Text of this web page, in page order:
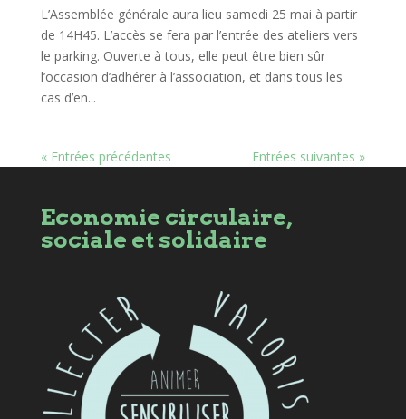
L’Assemblée générale aura lieu samedi 25 mai à partir
de 14H45. L’accès se fera par l’entrée des ateliers vers
le parking. Ouverte à tous, elle peut être bien sûr
l’occasion d’adhérer à l’association, et dans tous les
cas d’en...
« Entrées précédentes Entrées suivantes »
Economie circulaire,
sociale et solidaire